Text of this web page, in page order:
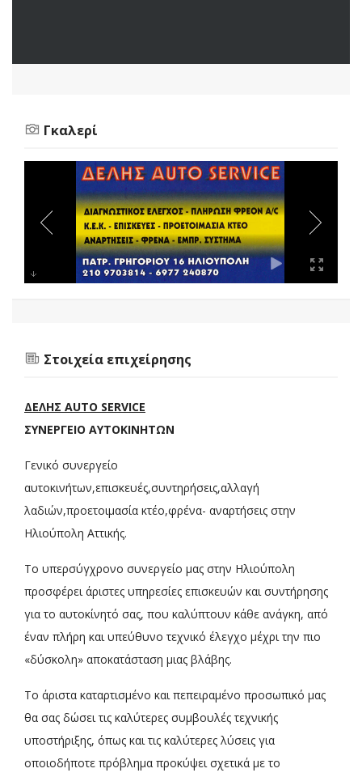
Γκαλερί
Στοιχεία επιχείρησης
ΔΕΛΗΣ AUTO SERVICE
ΣΥΝΕΡΓΕΙΟ ΑΥΤΟΚΙΝΗΤΩΝ
Γενικό συνεργείο
αυτοκινήτων,επισκευές,συντηρήσεις,αλλαγή
λαδιών,προετοιμασία κτέο,φρένα- αναρτήσεις στην
Ηλιούπολη Αττικής.
Το υπερσύγχρονο συνεργείο μας στην Ηλιούπολη
προσφέρει άριστες υπηρεσίες επισκευών και συντήρησης
για το αυτοκίνητό σας, που καλύπτουν κάθε ανάγκη, από
έναν πλήρη και υπεύθυνο τεχνικό έλεγχο μέχρι την πιο
«δύσκολη» αποκατάσταση μιας βλάβης.
Το άριστα καταρτισμένο και πεπειραμένο προσωπικό μας
θα σας δώσει τις καλύτερες συμβουλές τεχνικής
υποστήριξης, όπως και τις καλύτερες λύσεις για
οποιοδήποτε πρόβλημα προκύψει σχετικά με το